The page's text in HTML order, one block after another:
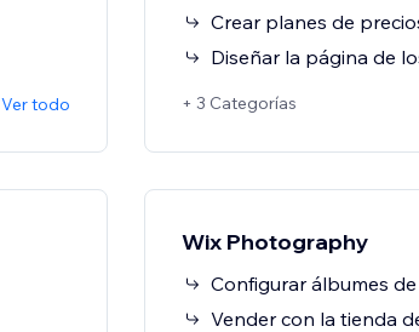
Ver todo
Crear planes de
+ 3 Categorías
Wix Photography
Configurar álbumes
Vender con la tienda